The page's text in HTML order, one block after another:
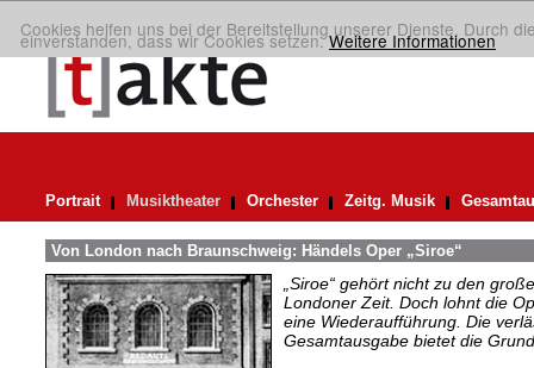
Cookies helfen uns bei der Bereitstellung unserer Dienste. Durch
einverstanden, dass wir Cookies setzen.Weitere Informationen
Portrait Musiktheater Orchester Zeitg. Musik
Von London nach Braunschweig: Händels Oper „Siroe“
„Siroe“ gehört nicht zu den
Londoner Zeit. Doch lohnt die
eine Wiederaufführung. Die
Gesamtausgabe bietet die